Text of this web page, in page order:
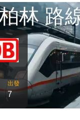
林 路
出發
7